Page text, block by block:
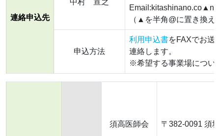
連絡申込先
（▲を半角@に置き換え
申込方法
利用申込書をFAXでお送
連絡します。
※希望する事業場につい
須高医師会 〒382-0091 須